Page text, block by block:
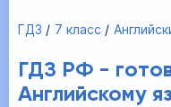
ГДЗ 7 класс
ГДЗ РФ -
Английскому